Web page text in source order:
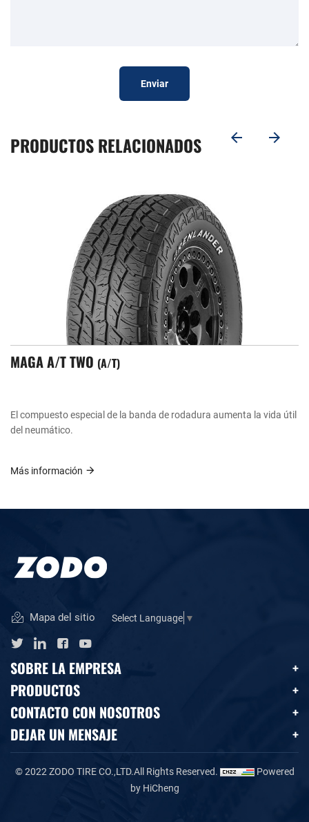
Enviar
PRODUCTOS RELACIONADOS
MAGA A/T TWO A/T
El compuesto especial de la banda de rodadura aumenta la vida útil
del neumático.
Más información
Mapa del sitio Select Language ▼
SOBRE LA EMPRESA
PRODUCTOS
CONTACTO CON NOSOTROS
DEJAR UN MENSAJE
© 2022 ZODO TIRE CO.,LTD.All Rights Reserved.
Powered
by HiCheng